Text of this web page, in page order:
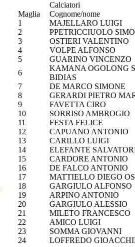
Calciatori
Maglia
Cognome/nome
1
MAJELLARO LUIGI
2
PPETRICCIUOLO
3
OSTIERI VALENTINO
4
VOLPE ALFONSO
5
GUARINO VINCENZO
6
KAMANA OGOLONG
BIDIAS
7
DE MARCO SIMONE
8
GERARDI PIETRO
9
FAVETTA CIRO
10
SORRISO AMBROGIO
11
FESTA FELICE
12
CAPUANO ANTONIO
13
CARILLO LUIGI
14
ELEFANTE
15
CARDORE ANTONIO
16
DE FALCO ANTONIO
17
MATTIELLO DIEGO
18
GARGIULO ALFONSO
19
ARPINO ANTONIO
20
GARGIULO ALESSIO
21
MILETO FRANCESCO
22
AMICO LUIGI
23
SOMMA GIOVANNI
24
LOFFREDO